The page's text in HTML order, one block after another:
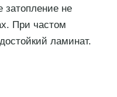
затопление не
При частом
ламинат.